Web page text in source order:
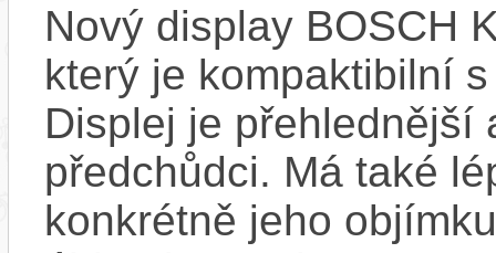
Nový display BOSCH
který je kompaktibilní
Displej je přehlednější
předchůdci. Má také
konkrétně jeho